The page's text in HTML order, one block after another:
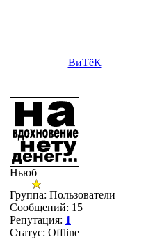
ВиТёК
Ньюб
Группа: Пользователи
Сообщений: 15
Репутация: 1
Статус: Offline